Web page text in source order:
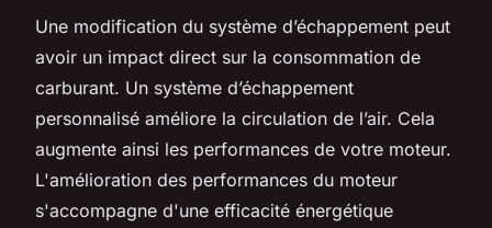
Une modification du système d’échappement peut
avoir un impact direct sur la consommation de
carburant. Un système d’échappement
personnalisé améliore la circulation de l’air. Cela
augmente ainsi les performances de votre moteur.
L'amélioration des performances du moteur
s'accompagne d'une efficacité énergétique